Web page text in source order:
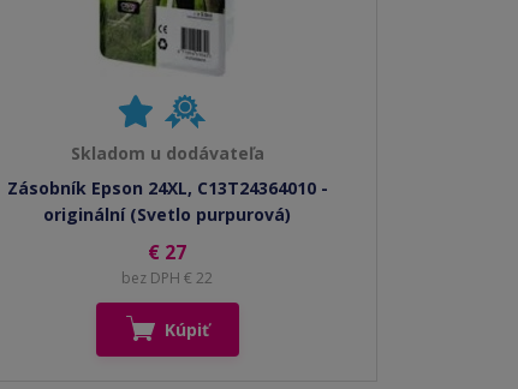
Skladom u dodávateľa
Zásobník Epson 24XL, C13T24364010 -
originální (Svetlo purpurová)
€ 27
bez DPH € 22
Kúpiť